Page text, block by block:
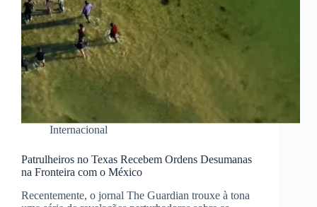
Internacional
Patrulheiros no Texas Recebem Ordens Desumanas
na Fronteira com o México
Recentemente, o jornal The Guardian trouxe à tona